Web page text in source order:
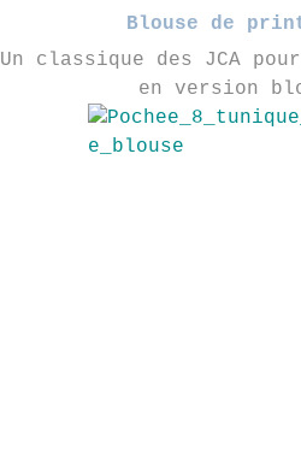
Blouse de
Un classique des JCA
en version